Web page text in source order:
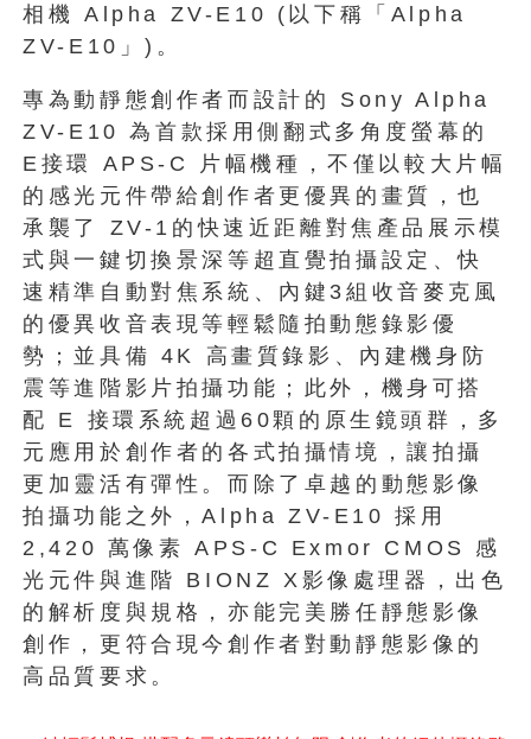
相機 Alpha ZV-E10 (以下稱「Alpha
ZV-E10」)。
專為動靜態創作者而設計的 Sony Alpha
ZV-E10 為首款採用側翻式多角度螢幕的
E接環 APS-C 片幅機種，不僅以較大片幅
的感光元件帶給創作者更優異的畫質，也
承襲了 ZV-1的快速近距離對焦產品展示模
式與一鍵切換景深等超直覺拍攝設定、快
速精準自動對焦系統、內鍵3組收音麥克風
的優異收音表現等輕鬆隨拍動態錄影優
勢；並具備 4K 高畫質錄影、內建機身防
震等進階影片拍攝功能；此外，機身可搭
配 E 接環系統超過60顆的原生鏡頭群，多
元應用於創作者的各式拍攝情境，讓拍攝
更加靈活有彈性。而除了卓越的動態影像
拍攝功能之外，Alpha ZV-E10 採用
2,420 萬像素 APS-C Exmor CMOS 感
光元件與進階 BIONZ X影像處理器，出色
的解析度與規格，亦能完美勝任靜態影像
創作，更符合現今創作者對動靜態影像的
高品質要求。